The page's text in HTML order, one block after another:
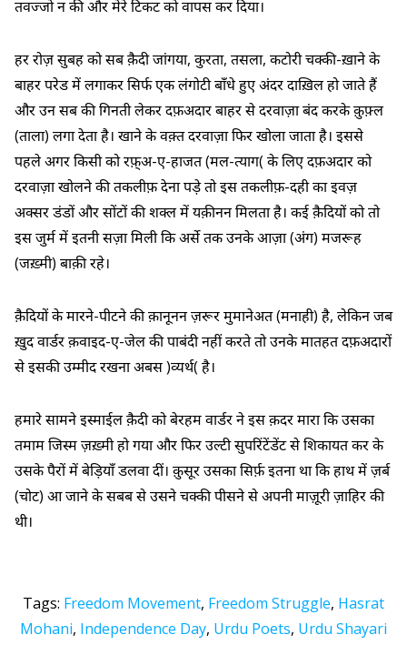
तवज्जो न की और मेरे टिकट को वापस कर दिया।
हर रोज़ सुबह को सब क़ैदी जांगया, कुरता, तसला, कटोरी चक्की-ख़ाने के
बाहर परेड में लगाकर सिर्फ एक लंगोटी बाँधे हुए अंदर दाख़िल हो जाते हैं
और उन सब की गिनती लेकर दफ़अदार बाहर से दरवाज़ा बंद करके क़ुफ़्ल
(ताला) लगा देता है। खाने के वक़्त दरवाज़ा फिर खोला जाता है। इससे
पहले अगर किसी को रफ़्अ-ए-हाजत (मल-त्याग( के लिए दफ़अदार को
दरवाज़ा खोलने की तकलीफ़ देना पड़े तो इस तकलीफ़-दही का इवज़
अक्सर डंडों और सोंटों की शक्ल में यक़ीनन मिलता है। कई क़ैदियों को तो
इस जुर्म में इतनी सज़ा मिली कि अर्से तक उनके आज़ा (अंग) मजरूह
(जख़्मी) बाक़ी रहे।
क़ैदियों के मारने-पीटने की क़ानूनन ज़रूर मुमानेअत (मनाही) है, लेकिन जब
ख़ुद वार्डर क़वाइद-ए-जेल की पाबंदी नहीं करते तो उनके मातहत दफ़अदारों
से इसकी उम्मीद रखना अबस )व्यर्थ( है।
हमारे सामने इस्माईल क़ैदी को बेरहम वार्डर ने इस क़दर मारा कि उसका
तमाम जिस्म ज़ख़्मी हो गया और फिर उल्टी सुपरिंटेंडेंट से शिकायत कर के
उसके पैरों में बेड़ियाँ डलवा दीं। क़ुसूर उसका सिर्फ़ इतना था कि हाथ में ज़र्ब
(चोट) आ जाने के सबब से उसने चक्की पीसने से अपनी माज़ूरी ज़ाहिर की
थी।
Tags: Freedom Movement, Freedom Struggle, Hasrat
Mohani, Independence Day, Urdu Poets, Urdu Shayari